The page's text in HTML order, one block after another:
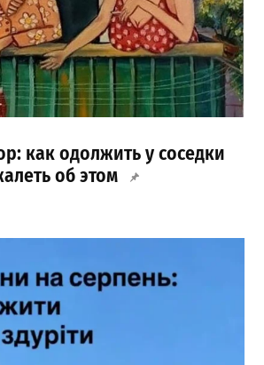
как одолжить у соседки
об этом